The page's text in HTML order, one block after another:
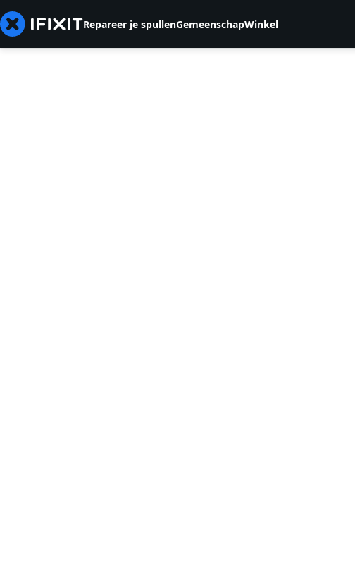
Repareer je spullenGemeenschapWinkel